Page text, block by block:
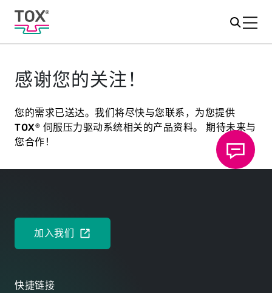
感谢您的关注！
您的需求已送达。我们将尽快与您联系，为您提供
TOX® 伺服压力驱动系统相关的产品资料。 期待未来与
您合作！
快捷链接
加入我们